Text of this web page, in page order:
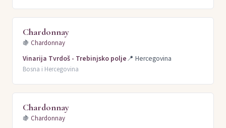
Chardonnay
🍇 Chardonnay
Vinarija Tvrdoš - Trebinjsko polje📍 Hercegovina
Bosna i Hercegovina
Chardonnay
🍇 Chardonnay